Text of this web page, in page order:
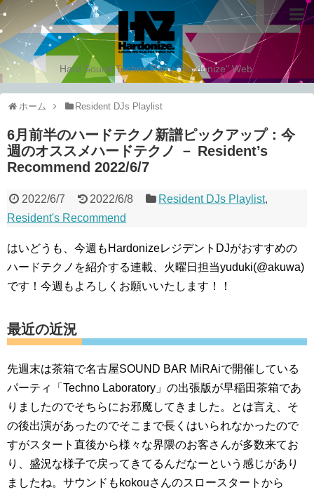
Hard Sound Techno Party "Hardonize" Web.
ホーム Resident DJs Playlist
6月前半のハードテクノ新譜ピックアップ：今
週のオススメハードテクノ － Resident’s
Recommend 2022/6/7
2022/6/7 2022/6/8 Resident DJs Playlist,
Resident's Recommend
はいどうも、今週もHardonizeレジデントDJがおすすめの
ハードテクノを紹介する連載、火曜日担当yuduki(@akuwa)
です！今週もよろしくお願いいたします！！
最近の近況
先週末は茶箱で名古屋SOUND BAR MiRAiで開催している
パーティ「Techno Laboratory」の出張版が早稲田茶箱であ
りましたのでそちらにお邪魔してきました。とは言え、そ
の後出演があったのでそこまで長くはいられなかったので
すがスタート直後から様々な界隈のお客さんが多数来てお
り、盛況な様子で戻ってきてるんだなーという感じがあり
ましたね。サウンドもkokouさんのスロースタートから